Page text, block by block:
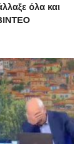
όλα και